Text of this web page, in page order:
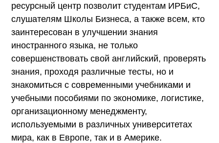
ресурсный центр позволит студентам ИРБиС,
слушателям Школы Бизнеса, а также всем, кто
заинтересован в улучшении знания
иностранного языка, не только
совершенствовать свой английский, проверять
знания, проходя различные тесты, но и
знакомиться с современными учебниками и
учебными пособиями по экономике, логистике,
организационному менеджменту,
используемыми в различных университетах
мира, как в Европе, так и в Америке.